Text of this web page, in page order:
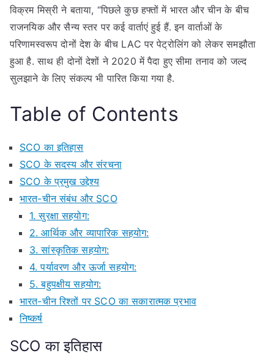
विक्रम मिस्री ने बताया, “पिछले कुछ हफ्तों में भारत और चीन के बीच
राजनयिक और सैन्य स्तर पर कई वार्ताएं हुई हैं. इन वार्ताओं के
परिणामस्वरूप दोनों देश के बीच LAC पर पेट्रोलिंग को लेकर समझौता
हुआ है. साथ ही दोनों देशों ने 2020 में पैदा हुए सीमा तनाव को जल्द
सुलझाने के लिए संकल्प भी पारित किया गया है.
Table of Contents
SCO का इतिहास
SCO के सदस्य और संरचना
SCO के प्रमुख उद्देश्य
भारत-चीन संबंध और SCO
1. सुरक्षा सहयोग:
2. आर्थिक और व्यापारिक सहयोग:
3. सांस्कृतिक सहयोग:
4. पर्यावरण और ऊर्जा सहयोग:
5. बहुपक्षीय सहयोग:
भारत-चीन रिश्तों पर SCO का सकारात्मक प्रभाव
निष्कर्ष
SCO का इतिहास